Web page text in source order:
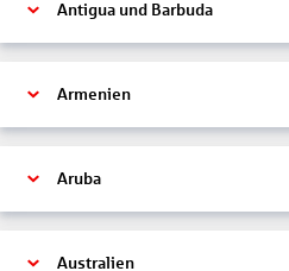
Antigua und Barbuda
Armenien
Aruba
Australien